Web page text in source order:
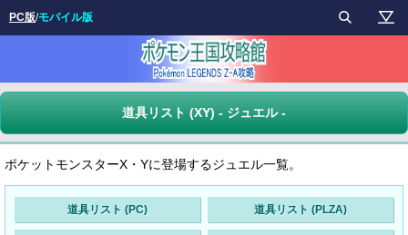
道具リスト (XY) - ジュエル -
ポケットモンスターX・Yに登場するジュエル一覧。
道具リスト (PC) 道具リスト (PLZA)
PC版/モバイル版